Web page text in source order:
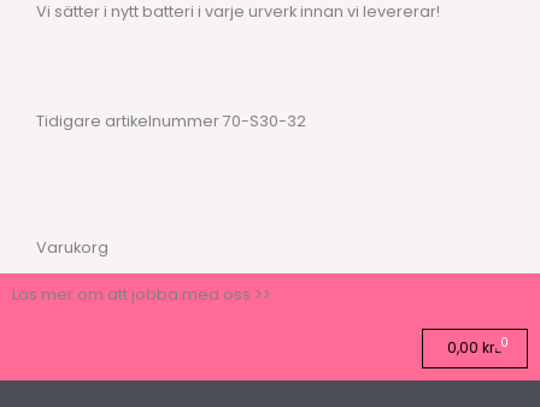
Vi sätter i nytt batteri i varje urverk innan vi levererar!
Tidigare artikelnummer 70-S30-32
Varukorg
Läs mer om att jobba med oss >>
0,00 kr 0